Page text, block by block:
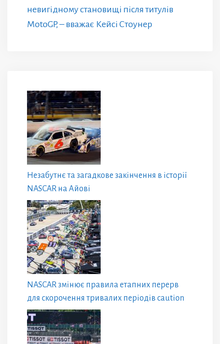
невигідному становищі після титулів
MotoGP, – вважає Кейсі Стоунер
Незабутнє та загадкове закінчення в історії
NASCAR на Айові
NASCAR змінює правила етапних перерв
для скорочення тривалих періодів caution